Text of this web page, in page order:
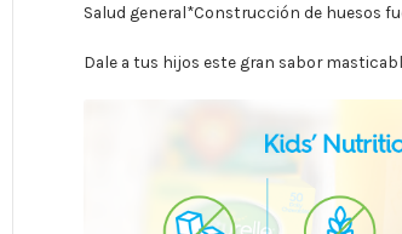
Salud general*Construcción de huesos
Dale a tus hijos este gran sabor